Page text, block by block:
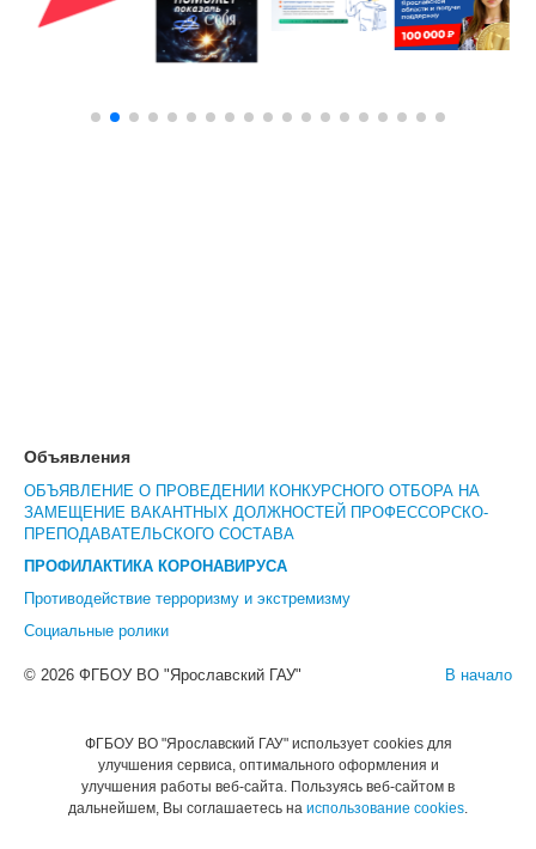
Объявления
ОБЪЯВЛЕНИЕ О ПРОВЕДЕНИИ КОНКУРСНОГО ОТБОРА НА
ЗАМЕЩЕНИЕ ВАКАНТНЫХ ДОЛЖНОСТЕЙ ПРОФЕССОРСКО-
ПРЕПОДАВАТЕЛЬСКОГО СОСТАВА
ПРОФИЛАКТИКА КОРОНАВИРУСА
Противодействие терроризму и экстремизму
Социальные ролики
В начало
© 2026 ФГБОУ ВО "Ярославский ГАУ"
ФГБОУ ВО "Ярославский ГАУ" использует cookies для
улучшения сервиса, оптимального оформления и
улучшения работы веб-сайта. Пользуясь веб-сайтом в
дальнейшем, Вы соглашаетесь на использование cookies